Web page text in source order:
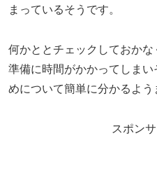
まっているそうです。
何かととチェックしておかな
準備に時間がかかってしま
めについて簡単に分かるよう
スポン